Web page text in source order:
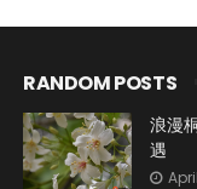
RANDOM POSTS
浪漫
遇